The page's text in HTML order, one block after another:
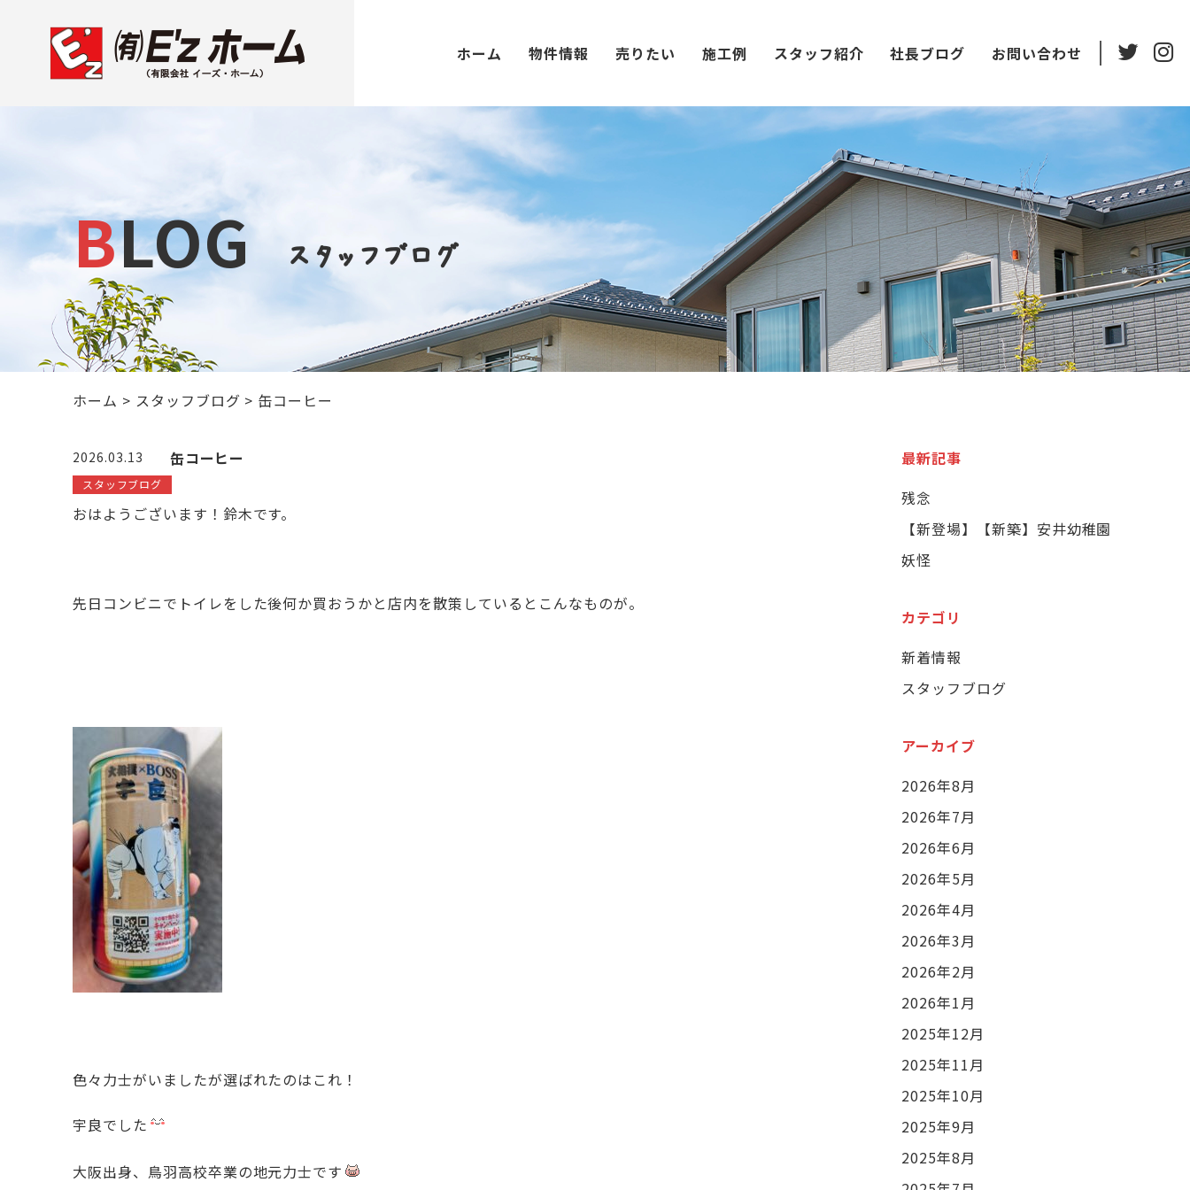
ホーム 物件情報 売りたい 施工例 スタッフ紹介 社長ブログ お問い合わせ
BLOG スタッフブログ
ホーム > スタッフブログ > 缶コーヒー
2026.03.13 缶コーヒー
スタッフブログ
おはようございます！鈴木です。
先日コンビニでトイレをした後何か買おうかと店内を散策しているとこんなものが。
色々力士がいましたが選ばれたのはこれ！
宇良でした
大阪出身、鳥羽高校卒業の地元力士です
最新記事
残念
【新登場】【新築】安井幼稚園
妖怪
カテゴリ
新着情報
スタッフブログ
アーカイブ
2026年8月
2026年7月
2026年6月
2026年5月
2026年4月
2026年3月
2026年2月
2026年1月
2025年12月
2025年11月
2025年10月
2025年9月
2025年8月